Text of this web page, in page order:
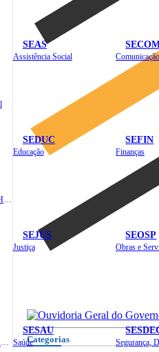
SEAS
Assistência Social Comunicação
SEDUC
Educação
SEFIN
Finanças
SEJUS
Justiça
SEOSP
Obras e
SESAU
Saúde Segurança,
Categorias